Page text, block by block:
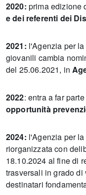
2020: prima edizione
e dei referenti dei
2021: l'Agenzia per
giovanili cambia
del 25.06.2021, in
2022: entra a far
opportunità
2024: l'Agenzia per
riorganizzata con
18.10.2024 al fine di
trasversali in grado
destinatari